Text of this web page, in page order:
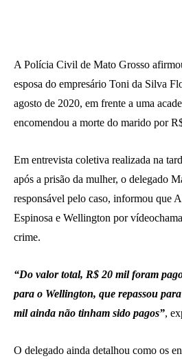
A Polícia Civil de Mato Grosso
esposa do empresário Toni da Silva
agosto de 2020, em frente a uma
encomendou a morte do marido por
Em entrevista coletiva realizada na
após a prisão da mulher, o delegado
responsável pelo caso, informou que
Espinosa e Wellington por
crime.
“Do valor total, R$ 20 mil foram
para o Wellington, que repassou
mil ainda não tinham sido pagos”,
O delegado ainda detalhou como os